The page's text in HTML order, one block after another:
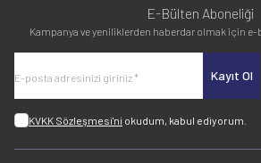
E-Bülten Aboneliği
Kampanya ve yeniliklerden haberdar olmak için
Kayıt Ol
KVKK Sözleşmesi'ni okudum, kabul ediyorum.